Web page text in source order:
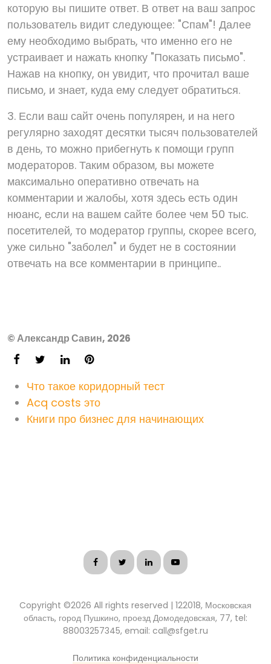
которую вы пишите ответ. В ответ на ваш запрос
пользователь видит следующее: "Спам"! Далее
ему необходимо выбрать, что именно его не
устраивает и нажать кнопку "Показать письмо".
Нажав на кнопку, он увидит, что прочитал ваше
письмо, и знает, куда ему следует обратиться.
3. Если ваш сайт очень популярен, и на него
регулярно заходят десятки тысяч пользователей
в день, то можно прибегнуть к помощи групп
модераторов. Таким образом, вы можете
максимально оперативно отвечать на
комментарии и жалобы, хотя здесь есть один
нюанс, если на вашем сайте более чем 50 тыс.
посетителей, то модератор группы, скорее всего,
уже сильно "заболел" и будет не в состоянии
отвечать на все комментарии в принципе..
© Александр Савин, 2026
Что такое коридорный тест
Acq costs это
Книги про бизнес для начинающих
Copyright ©2026 All rights reserved | 122018, Московская
область, город Пушкино, проезд Домодедовская, 77, tel:
88003257345, email: call@sfget.ru
Политика конфиденциальности